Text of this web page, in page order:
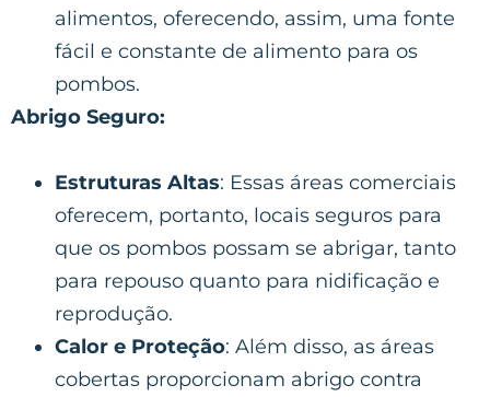
alimentos, oferecendo, assim, uma fonte
fácil e constante de alimento para os
pombos.
Abrigo Seguro:
Estruturas Altas: Essas áreas comerciais
oferecem, portanto, locais seguros para
que os pombos possam se abrigar, tanto
para repouso quanto para nidificação e
reprodução.
Calor e Proteção: Além disso, as áreas
cobertas proporcionam abrigo contra